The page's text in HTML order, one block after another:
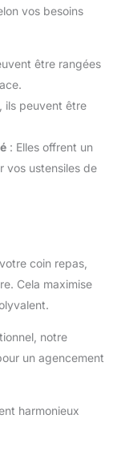
vos besoins
être rangées
ils peuvent être
: Elles offrent un
vos ustensiles de
coin repas,
Cela maximise
notre
un agencement
harmonieux